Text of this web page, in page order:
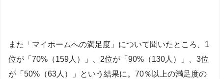
また「マイホームへの満足度」について聞いたところ、1
位が「70%（159人）」、2位が「90%（130人）」、3位
が「50%（63人）」という結果に。70％以上の満足度の